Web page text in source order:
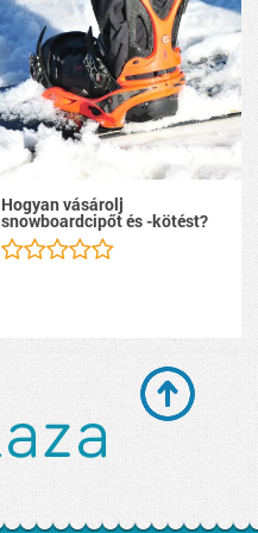
Hogyan vásárolj
snowboardcipőt és -kötést?